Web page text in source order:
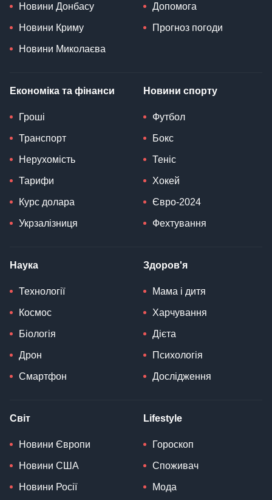
Новини Донбасу
Новини Криму
Новини Миколаєва
Допомога
Прогноз погоди
Економіка та фінанси
Гроші
Транспорт
Нерухомість
Тарифи
Курс долара
Укрзалізниця
Новини спорту
Футбол
Бокс
Теніс
Хокей
Євро-2024
Фехтування
Наука
Технології
Космос
Біологія
Дрон
Смартфон
Здоров'я
Мама і дитя
Харчування
Дієта
Психологія
Дослідження
Світ
Новини Європи
Новини США
Новини Росії
Lifestyle
Гороскоп
Споживач
Мода